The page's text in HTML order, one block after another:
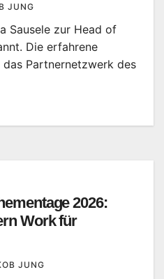
JUNG
Sausele zur Head of
Die erfahrene
Partnernetzwerk des
2026:
Work für
JUNG